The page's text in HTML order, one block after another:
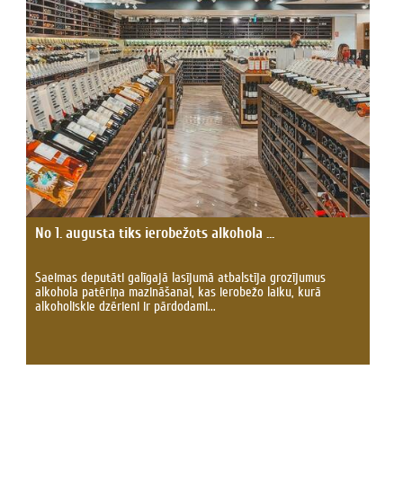
No 1. augusta tiks ierobežots alkohola ...
Saeimas deputāti galīgajā lasījumā atbalstīja grozījumus
alkohola patēriņa mazināšanai, kas ierobežo laiku, kurā
alkoholiskie dzērieni ir pārdodami...